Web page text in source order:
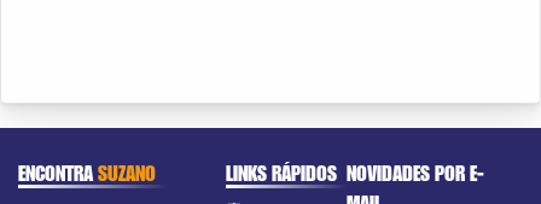
ENCONTRASUZANO LINKS RÁPIDOS NOVIDADES POR E-